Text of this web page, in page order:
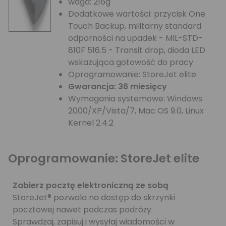
Dodatkowe wartości: przycisk One
Touch Backup, militarny standard
odporności na upadek - MIL-STD-
810F 516.5 - Transit drop, dioda LED
wskazująca gotowość do pracy
Oprogramowanie: StoreJet elite
Gwarancja: 36 miesięcy
Wymagania systemowe: Windows
2000/XP/Vista/7, Mac OS 9.0, Linux
Kernel 2.4.2
Oprogramowanie: StoreJet elite
Zabierz pocztę elektroniczną ze sobą
StoreJet® pozwala na dostęp do skrzynki
pocztowej nawet podczas podróży.
Sprawdzaj, zapisuj i wysyłaj wiadomości w